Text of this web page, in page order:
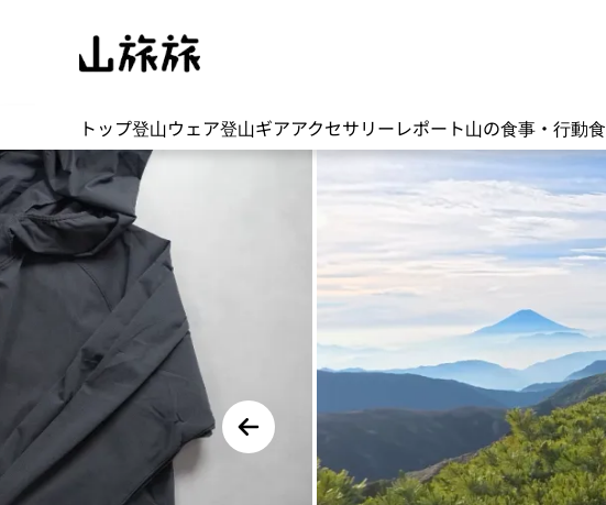
トップ登山ウェア登山ギアアクセサリーレポート山の食事・行動食